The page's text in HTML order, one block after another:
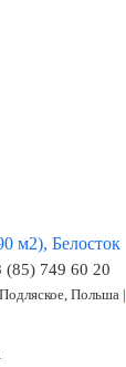
м2), Белосток
(85) 749 60 20
Польша |